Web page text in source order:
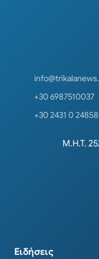
+30 6987510037
+30 2431 0 24858
Μ.Η.Τ.
Ειδήσεις